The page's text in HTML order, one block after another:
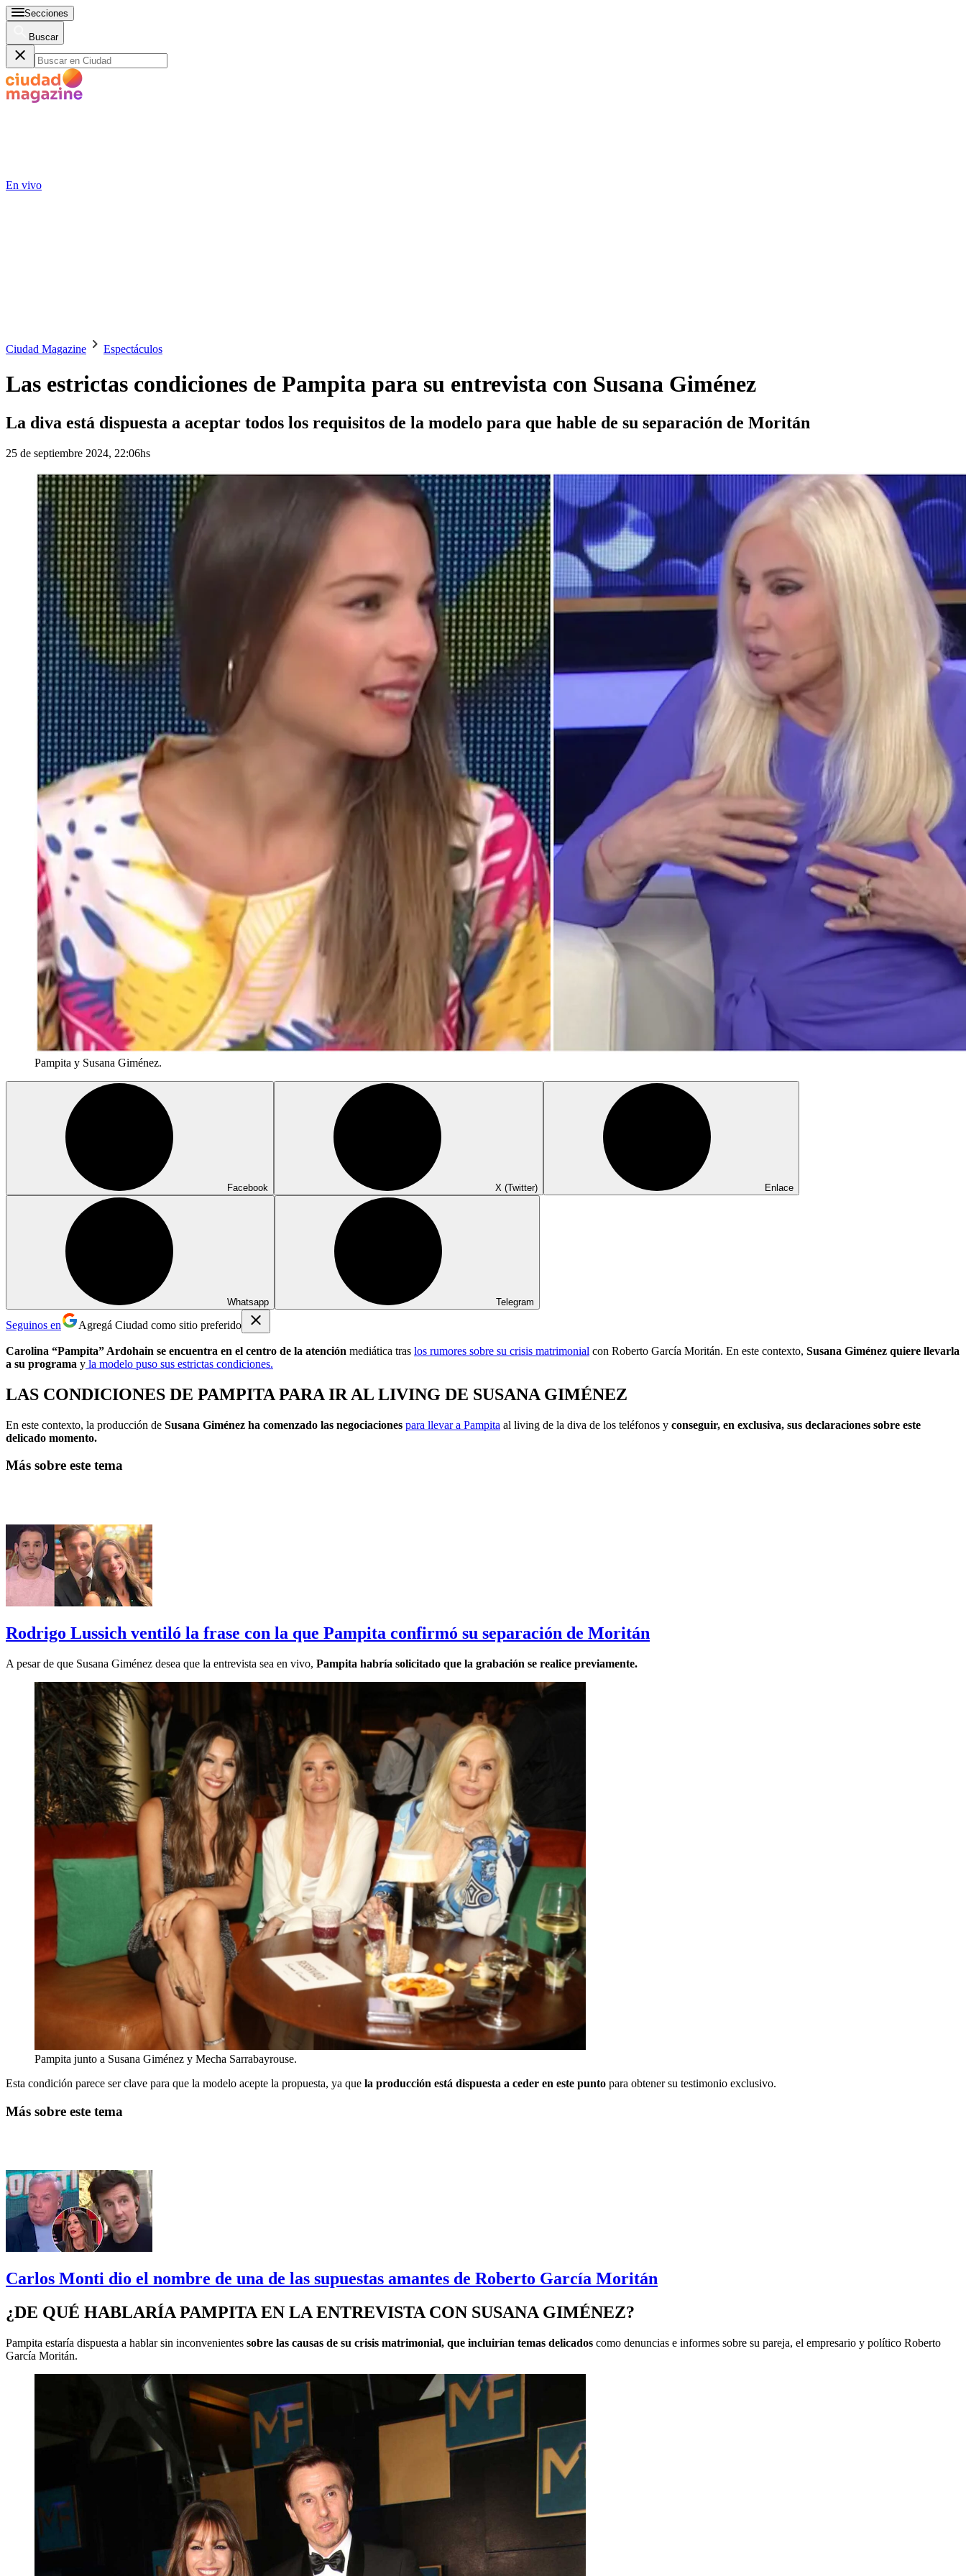
Secciones
Buscar
En vivo
Ciudad Magazine Espectáculos
Las estrictas condiciones de Pampita para su entrevista con Susana Giménez
La diva está dispuesta a aceptar todos los requisitos de la modelo para que hable de su separación de Moritán
25 de septiembre 2024, 22:06hs
Pampita y Susana Giménez.
Facebook X (Twitter) Enlace
Whatsapp Telegram
Seguinos en Agregá Ciudad como sitio preferido
Carolina “Pampita” Ardohain se encuentra en el centro de la atención mediática tras los rumores sobre su crisis matrimonial con Roberto García Moritán. En este contexto, Susana Giménez quiere llevarla
a su programa y la modelo puso sus estrictas condiciones.
LAS CONDICIONES DE PAMPITA PARA IR AL LIVING DE SUSANA GIMÉNEZ
En este contexto, la producción de Susana Giménez ha comenzado las negociaciones para llevar a Pampita al living de la diva de los teléfonos y conseguir, en exclusiva, sus declaraciones sobre este
delicado momento.
Más sobre este tema
Rodrigo Lussich ventiló la frase con la que Pampita confirmó su separación de Moritán
A pesar de que Susana Giménez desea que la entrevista sea en vivo, Pampita habría solicitado que la grabación se realice previamente.
Pampita junto a Susana Giménez y Mecha Sarrabayrouse.
Esta condición parece ser clave para que la modelo acepte la propuesta, ya que la producción está dispuesta a ceder en este punto para obtener su testimonio exclusivo.
Más sobre este tema
Carlos Monti dio el nombre de una de las supuestas amantes de Roberto García Moritán
¿DE QUÉ HABLARÍA PAMPITA EN LA ENTREVISTA CON SUSANA GIMÉNEZ?
Pampita estaría dispuesta a hablar sin inconvenientes sobre las causas de su crisis matrimonial, que incluirían temas delicados como denuncias e informes sobre su pareja, el empresario y político Roberto
García Moritán.